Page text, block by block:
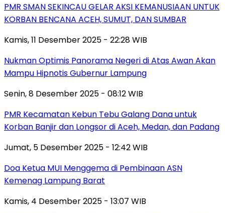
PMR SMAN SEKINCAU GELAR AKSI KEMANUSIAAN UNTUK
KORBAN BENCANA ACEH, SUMUT, DAN SUMBAR
Kamis, 11 Desember 2025 - 22:28 WIB
Nukman Optimis Panorama Negeri di Atas Awan Akan
Mampu Hipnotis Gubernur Lampung
Senin, 8 Desember 2025 - 08:12 WIB
PMR Kecamatan Kebun Tebu Galang Dana untuk
Korban Banjir dan Longsor di Aceh, Medan, dan Padang
Jumat, 5 Desember 2025 - 12:42 WIB
Doa Ketua MUI Menggema di Pembinaan ASN
Kemenag Lampung Barat
Kamis, 4 Desember 2025 - 13:07 WIB